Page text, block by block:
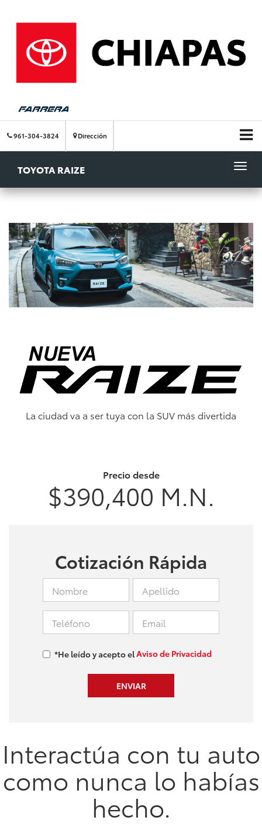
961-304-3824 Dirección
TOYOTA RAIZE
La ciudad va a ser tuya con la SUV más divertida
Precio desde
$390,400 M.N.
Cotización Rápida
*He leído y acepto elAviso de Privacidad
Interactúa con tu auto
como nunca lo habías
hecho.